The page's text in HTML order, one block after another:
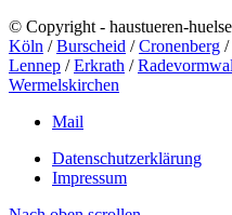
© Copyright - haustueren-
Köln /Burscheid /Cronenberg /
Lennep /Erkrath /
Wermelskirchen
Mail
Datenschutzerklärung
Impressum